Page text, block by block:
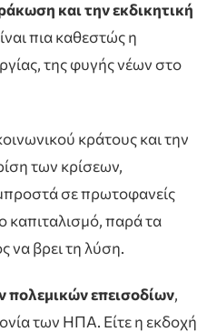
και την εκδικητική
πια καθεστώς η
της φυγής νέων στο
κράτους και την
των κρίσεων,
σε πρωτοφανείς
καπιταλισμό, παρά τα
να βρει τη λύση.
πολεμικών επεισοδίων,
των ΗΠΑ. Είτε η εκδοχή